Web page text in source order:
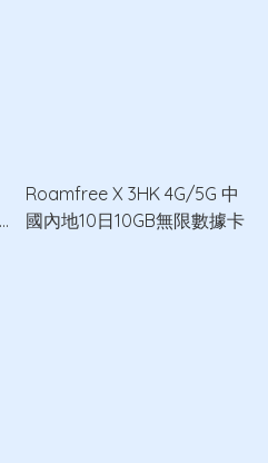
Roamfree X 3HK 4G/5G 中
國內地10日10GB無限數據卡